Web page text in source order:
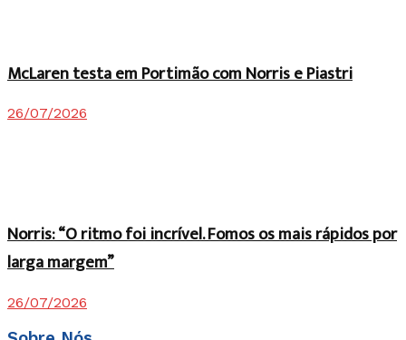
McLaren testa em Portimão com Norris e Piastri
26/07/2026
Norris: “O ritmo foi incrível. Fomos os mais rápidos por
larga margem”
26/07/2026